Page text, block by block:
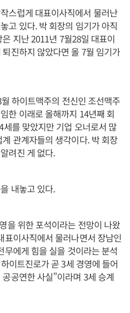
스럽게 대표이사직에서 물러난
고 있다. 박 회장의 임기가 아직
지난 2011년 7월28일 대표이
진하지 않았다면 올 7월 임기가
하이트맥주의 전신인 조선맥주
한 이래로 올해까지 14년째 회
를 맞았지만 기업 오너로서 많
관계자들의 생각이다. 박 회장
려진 게 없다.
내놓고 있다.
을 위한 포석이라는 전망이 나왔
표이사직에서 물러나면서 장남인
무에게 힘을 실을 것이라는 분석
이트진로가 곧 3세 경영에 들어
공연한 사실”이라며 3세 승계